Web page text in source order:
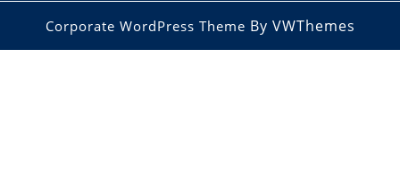
Corporate WordPress Theme By VWThemes
Scroll